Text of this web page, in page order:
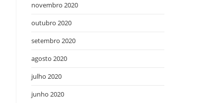
novembro 2020
outubro 2020
setembro 2020
agosto 2020
julho 2020
junho 2020